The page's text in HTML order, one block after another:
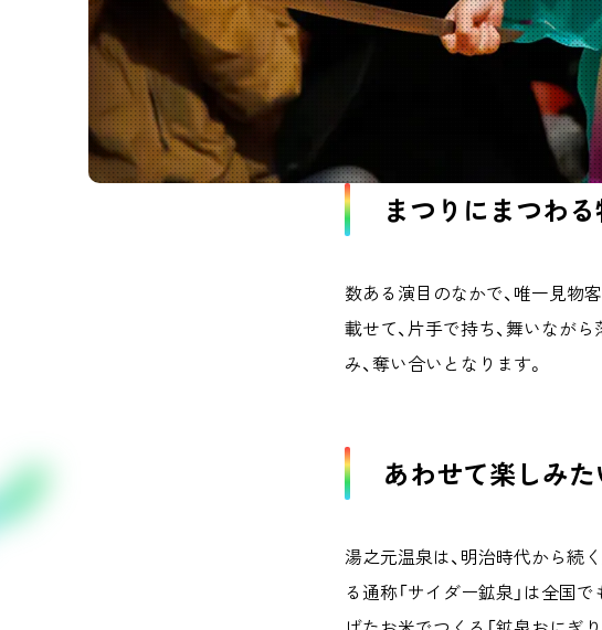
まつりにまつわ
数ある演目のなかで、唯一見物
載せて、片手で持ち、舞いなが
み、奪い合いとなります。
あわせて楽しみた
湯之元温泉は、明治時代から続
る通称「サイダー鉱泉」は全国